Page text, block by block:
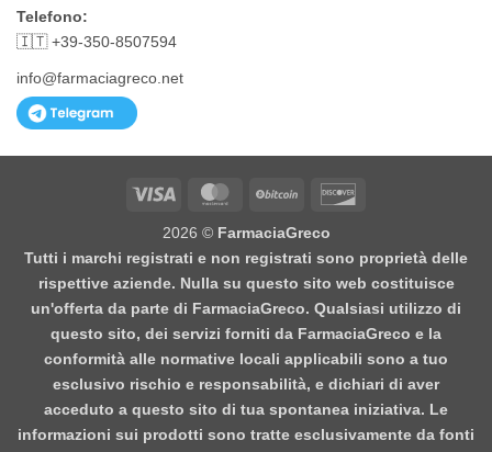
Telefono:
🇮🇹 +39-350-8507594
info@farmaciagreco.net
Visa MasterCardBitCoin
2026 © FarmaciaGreco
Tutti i marchi registrati e non registrati sono proprietà delle
rispettive aziende. Nulla su questo sito web costituisce
un'offerta da parte di FarmaciaGreco. Qualsiasi utilizzo di
questo sito, dei servizi forniti da FarmaciaGreco e la
conformità alle normative locali applicabili sono a tuo
esclusivo rischio e responsabilità, e dichiari di aver
acceduto a questo sito di tua spontanea iniziativa. Le
informazioni sui prodotti sono tratte esclusivamente da fonti